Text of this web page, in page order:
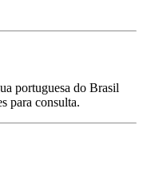
portuguesa do Brasil
para consulta.